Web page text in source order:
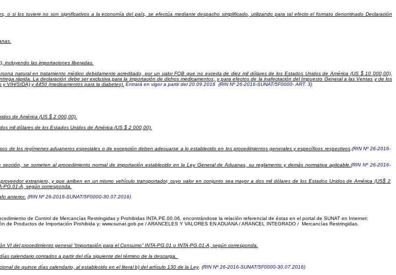
o si los tuviere no son significativos a la economía del país, se efectúa mediante despacho simplificado, utilizando para tal efecto el formato denominado Declaración
incluyendo las importaciones liberadas.
natural en tratamiento médico debidamente acreditado, por un valor FOB que no exceda de diez mil dólares de los Estados Unidos de América (US $ 10 000,00),
rápida. La declaración debe ser exclusiva para la importación de dichos medicamentos, y para efectos de la inafectación del Impuesto General a las Ventas y de los
VIH/SIDA) y 4450 (medicamentos para la diabetes). Entrará en vigor a partir del 20.09.2016 (RIN Nº 26-2016-SUNAT/5F0000- ART. 3)
de América (US $ 2 000,00).
mil dólares de los Estados Unidos de América (US $ 2 000,00).
de los regímenes aduaneros especiales o de excepción deben adecuarse a lo establecido en los procedimientos generales y específicos respectivos. (RIN Nº 26-2016-
se someten al procedimiento normal de importación establecido en la Ley General de Aduanas, su reglamento y demás normativa aplicable.(RIN Nº 26-2016-
extranjero, y que arriben en un mismo vehículo transportador, cuyo valor en conjunto sea mayor a dos mil dólares de los Estados Unidos de América (US$ 2
PG.01-A, según corresponda.
anterior. (RIN Nº 26-2016-SUNAT/5F0000-30.07.2016)
de Control de Mercancías Restringidas y Prohibidas INTA.PE.00.06, encontrándose la relación referencial de éstas en el portal de SUNAT en Internet:
de Productos de Importación Prohibida y; www.sunat.gob.pe /ARANCELES Y VALORES EN ADUANA / ARANCEL INTEGRADO / Mercancías Restringidas.
del procedimiento general “Importación para el Consumo” INTA-PG.01 o INTA-PG.01-A, según corresponda.
calendario contados a partir del día siguiente del término de la descarga.
de quince días calendario, al establecido en el literal b) del artículo 130 de la Ley. (RIN Nº 26-2016-SUNAT/5F0000-30.07.2016)